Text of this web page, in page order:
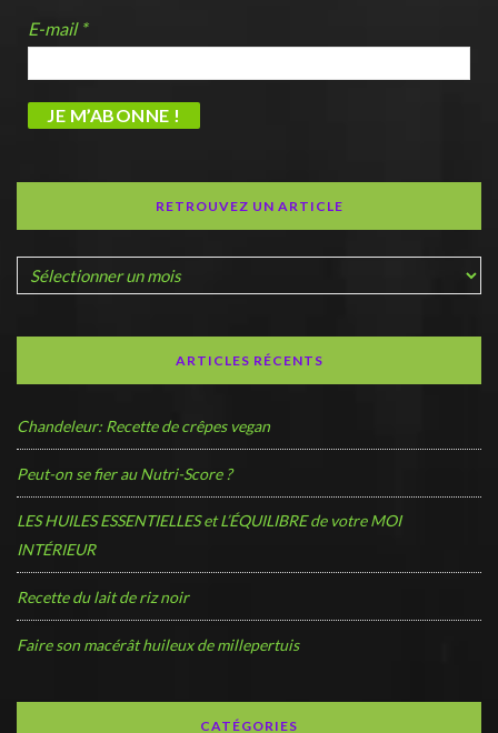
E-mail *
RETROUVEZ UN ARTICLE
ARTICLES RÉCENTS
Chandeleur: Recette de crêpes vegan
Peut-on se fier au Nutri-Score ?
LES HUILES ESSENTIELLES et L’ÉQUILIBRE de votre MOI
INTÉRIEUR
Recette du lait de riz noir
Faire son macérât huileux de millepertuis
CATÉGORIES